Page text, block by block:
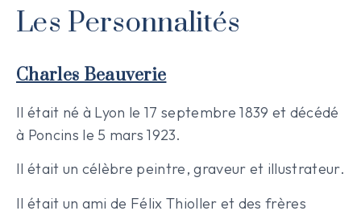
Les Personnalités
Charles Beauverie
Il était né à Lyon le 17 septembre 1839 et décédé
à Poncins le 5 mars 1923.
Il était un célèbre peintre, graveur et illustrateur.
Il était un ami de Félix Thioller et des frères